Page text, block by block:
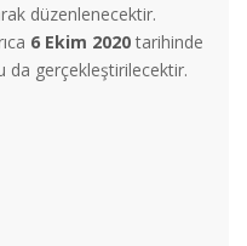
düzenlenecektir.
6 Ekim 2020 tarihinde
da gerçekleştirilecektir.